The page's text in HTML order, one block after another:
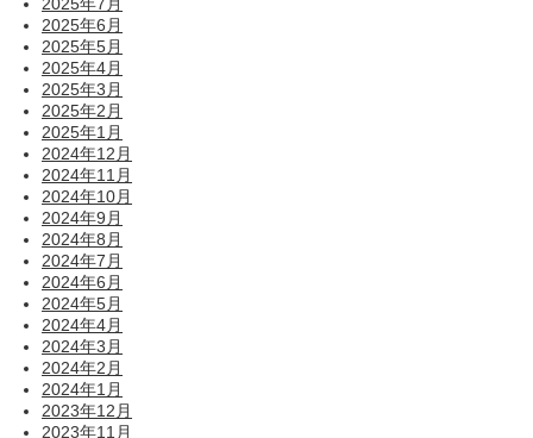
2025年6月
2025年5月
2025年4月
2025年3月
2025年2月
2025年1月
2024年12月
2024年11月
2024年10月
2024年9月
2024年8月
2024年7月
2024年6月
2024年5月
2024年4月
2024年3月
2024年2月
2024年1月
2023年12月
2023年11月